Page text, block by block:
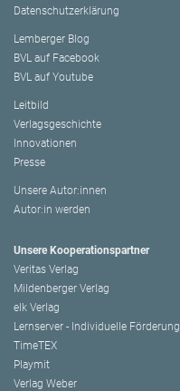
Datenschutzerklärung
Lemberger Blog
BVL auf Facebook
BVL auf Youtube
Leitbild
Verlagsgeschichte
Innovationen
Presse
Unsere Autor:innen
Autor:in werden
Unsere Kooperationspartner
Veritas Verlag
Mildenberger Verlag
elk Verlag
Lernserver - Individuelle Förderung
TimeTEX
Playmit
Verlag Weber